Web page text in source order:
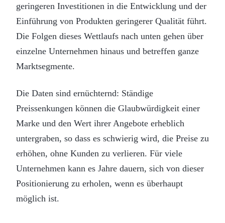
geringeren Investitionen in die Entwicklung und der
Einführung von Produkten geringerer Qualität führt.
Die Folgen dieses Wettlaufs nach unten gehen über
einzelne Unternehmen hinaus und betreffen ganze
Marktsegmente.
Die Daten sind ernüchternd: Ständige
Preissenkungen können die Glaubwürdigkeit einer
Marke und den Wert ihrer Angebote erheblich
untergraben, so dass es schwierig wird, die Preise zu
erhöhen, ohne Kunden zu verlieren. Für viele
Unternehmen kann es Jahre dauern, sich von dieser
Positionierung zu erholen, wenn es überhaupt
möglich ist.